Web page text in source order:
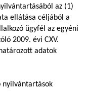
az (1)
ellátása céljából a
ügyfél az egyéni
2009. évi CXV.
adatok
nyilvántartások